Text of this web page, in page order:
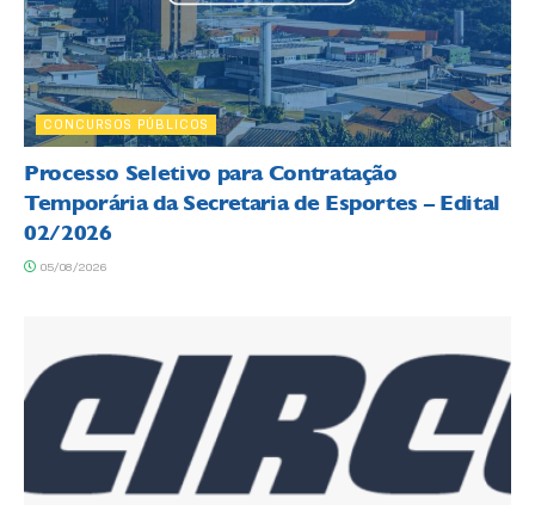
CONCURSOS PÚBLICOS
Processo Seletivo para Contratação
Temporária da Secretaria de Esportes – Edital
02/2026
05/08/2026